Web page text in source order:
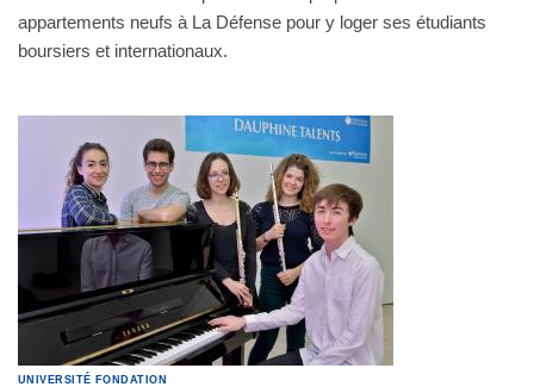
appartements neufs à La Défense pour y loger ses étudiants
boursiers et internationaux.
UNIVERSITÉ FONDATION